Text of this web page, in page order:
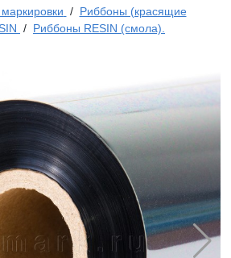
/ Риббоны (красящие
/ Риббоны RESIN (смола).